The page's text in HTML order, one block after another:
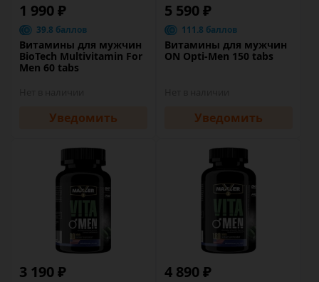
1 990 ₽
39.8 баллов
Витамины для мужчин
BioTech Multivitamin For
Men 60 tabs
Уведомить
5 590 ₽
111.8 баллов
Витамины для мужчин
ON Opti-Men 150 tabs
Уведомить
3 190 ₽ 4 890 ₽